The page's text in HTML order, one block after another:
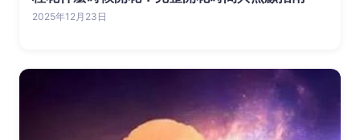
2025年12月23日